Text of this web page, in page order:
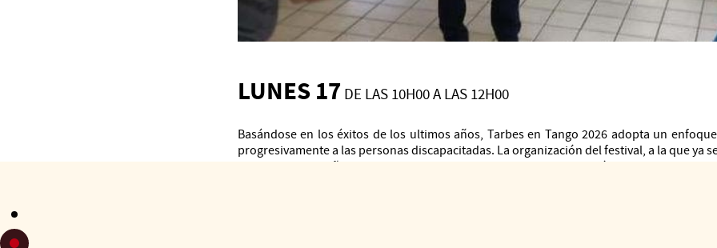
LUNES 17 DE LAS 10H00 A LAS 12H00
Basándose en los éxitos de los ultimos años, Tarbes en Tango 2026 adopta un
progresivamente a las personas discapacitadas. La organización del festival, a la que ya
asociaciones en años anteriores, ha querido responder a esta petición.